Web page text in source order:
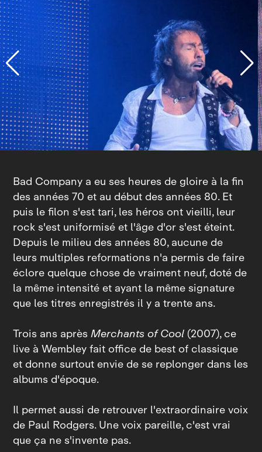
Bad Company a eu ses heures de gloire à la fin
des années 70 et au début des années 80. Et
puis le filon s'est tari, les héros ont vieilli, leur
rock s'est uniformisé et l'âge d'or s'est éteint.
Depuis le milieu des années 80, aucune de
leurs multiples reformations n'a permis de faire
éclore quelque chose de vraiment neuf, doté de
la même intensité et ayant la même signature
que les titres enregistrés il y a trente ans.
Trois ans aprèsMerchants of Cool (2007), ce
live à Wembley fait office de best of classique
et donne surtout envie de se replonger dans les
albums d'époque.
Il permet aussi de retrouver l'extraordinaire voix
de Paul Rodgers. Une voix pareille, c'est vrai
que ça ne s'invente pas.